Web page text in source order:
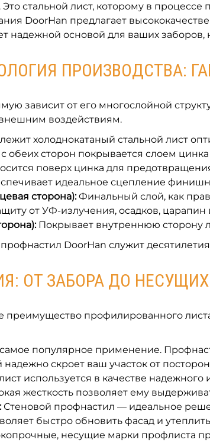
стальной лист, которому в
DoorHan предлагает
надежной основой для ваших заборов,
ПРОИЗВОДСТВА:
зависит от его многослойной
внешним воздействиям.
холоднокатаный стальной лист
обеих сторон покрывается слоем
поверх цинка для
идеальное сцепление
сторона):Финальный слой, как
от УФ-излучения, осадков, царапин
Покрывает внутреннюю сторону
DoorHan служит
ОТ ЗАБОРА ДО
преимущество профилированного
популярное применение.
скроет ваш участок от
используется в качестве надежного
жесткость позволяет ему
Стеновой профнастил — идеальное
быстро обновить фасад и
несущие марки профлиста